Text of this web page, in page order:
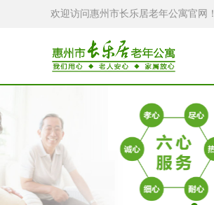
欢迎访问惠州市长乐居老年公寓官网！